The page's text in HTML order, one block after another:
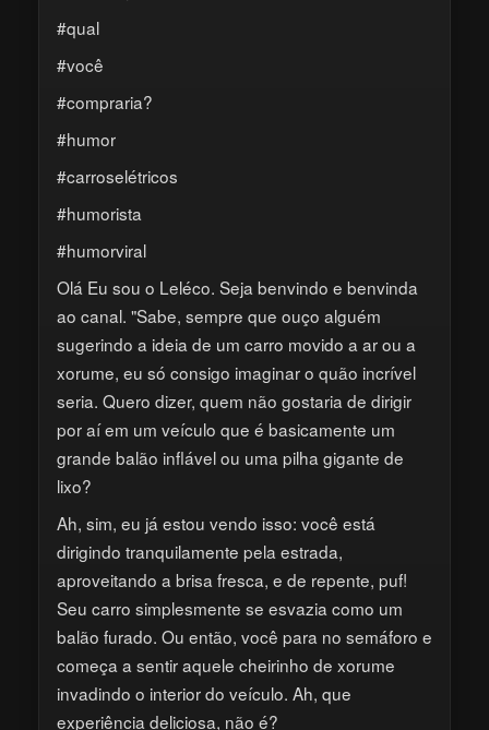
#qual
#você
#compraria?
#humor
#carroselétricos
#humorista
#humorviral
Olá Eu sou o Leléco. Seja benvindo e benvinda
ao canal. "Sabe, sempre que ouço alguém
sugerindo a ideia de um carro movido a ar ou a
xorume, eu só consigo imaginar o quão incrível
seria. Quero dizer, quem não gostaria de dirigir
por aí em um veículo que é basicamente um
grande balão inflável ou uma pilha gigante de
lixo?
Ah, sim, eu já estou vendo isso: você está
dirigindo tranquilamente pela estrada,
aproveitando a brisa fresca, e de repente, puf!
Seu carro simplesmente se esvazia como um
balão furado. Ou então, você para no semáforo e
começa a sentir aquele cheirinho de xorume
invadindo o interior do veículo. Ah, que
experiência deliciosa, não é?